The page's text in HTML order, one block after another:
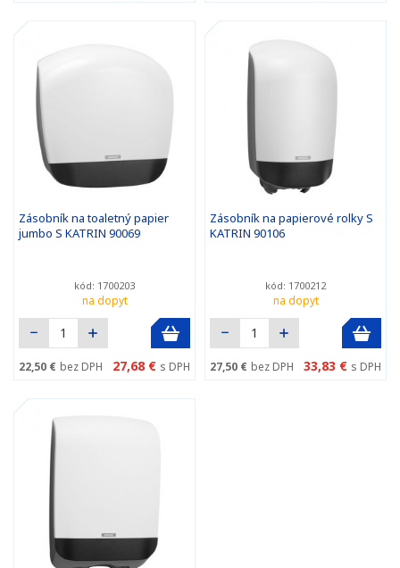
Zásobník na toaletný papier
jumbo S KATRIN 90069
kód: 1700203
na dopyt
22,50 € bez DPH 27,68 € s DPH
Zásobník na papierové rolky S
KATRIN 90106
kód: 1700212
na dopyt
27,50 € bez DPH 33,83 € s DPH